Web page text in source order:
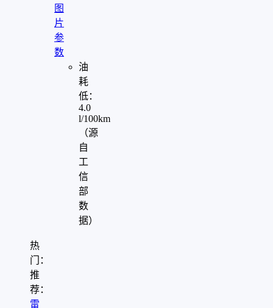
图
片
参
数
油
耗
低：
4.0
l/100km
（源
自
工
信
部
数
据）
热
门：
推
荐：
雷